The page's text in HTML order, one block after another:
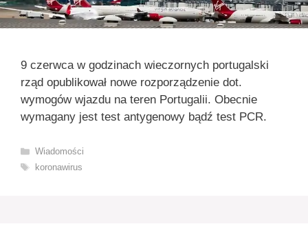
9 czerwca w godzinach wieczornych portugalski
rząd opublikował nowe rozporządzenie dot.
wymogów wjazdu na teren Portugalii. Obecnie
wymagany jest test antygenowy bądź test PCR.
Kategorie
Wiadomości
Tagi
koronawirus